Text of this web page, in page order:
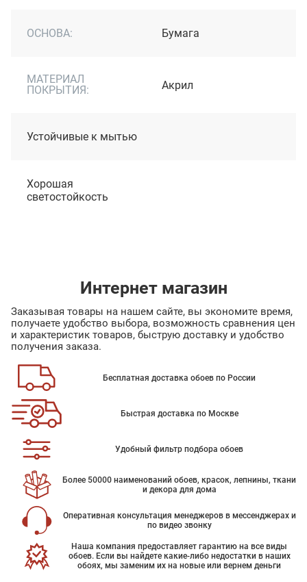
ОСНОВА: Бумага
МАТЕРИАЛ
ПОКРЫТИЯ:
Акрил
Устойчивые к мытью
Хорошая
светостойкость
Интернет магазин
Заказывая товары на нашем сайте, вы экономите время,
получаете удобство выбора, возможность сравнения цен
и характеристик товаров, быструю доставку и удобство
получения заказа.
Бесплатная доставка обоев по России
Быстрая доставка по Москве
Удобный фильтр подбора обоев
Более 50000 наименований обоев, красок, лепнины, ткани
и декора для дома
Оперативная консультация менеджеров в мессенджерах и
по видео звонку
Наша компания предоставляет гарантию на все виды
обоев. Если вы найдете какие-либо недостатки в наших
обоях, мы заменим их на новые или вернем деньги